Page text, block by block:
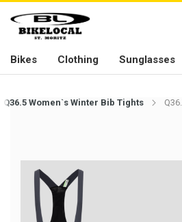
PASSION IN ALL
Bikes Clothing Sunglasses
Q36.5 Women`s Winter Bib Tights